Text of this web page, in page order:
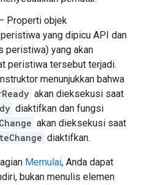
Properti objek
yang dipicu API dan
peristiwa) yang akan
peristiwa tersebut terjadi.
menunjukkan bahwa
akan dieksekusi saat
diaktifkan dan fungsi
akan dieksekusi saat
diaktifkan.
Memulai, Anda dapat
bukan menulis elemen